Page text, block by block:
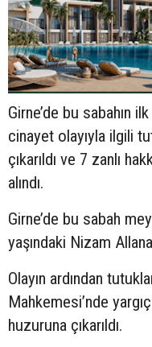
Girne’de bu sabahın
cinayet olayıyla ilgili
çıkarıldı ve 7 zanlı
alındı.
Girne’de bu sabah
yaşındaki Nizam
Olayın ardından
Mahkemesi’nde
huzuruna çıkarıldı.